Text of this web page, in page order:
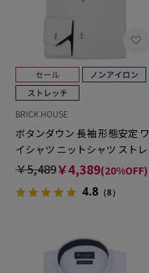
BRICK HOUSE
ボタンダウン 長袖 形態安定 ワ
イシャツ ニットシャツ ストレ
ッチ
￥5,489￥4,389(20%OFF)
4.8（8）